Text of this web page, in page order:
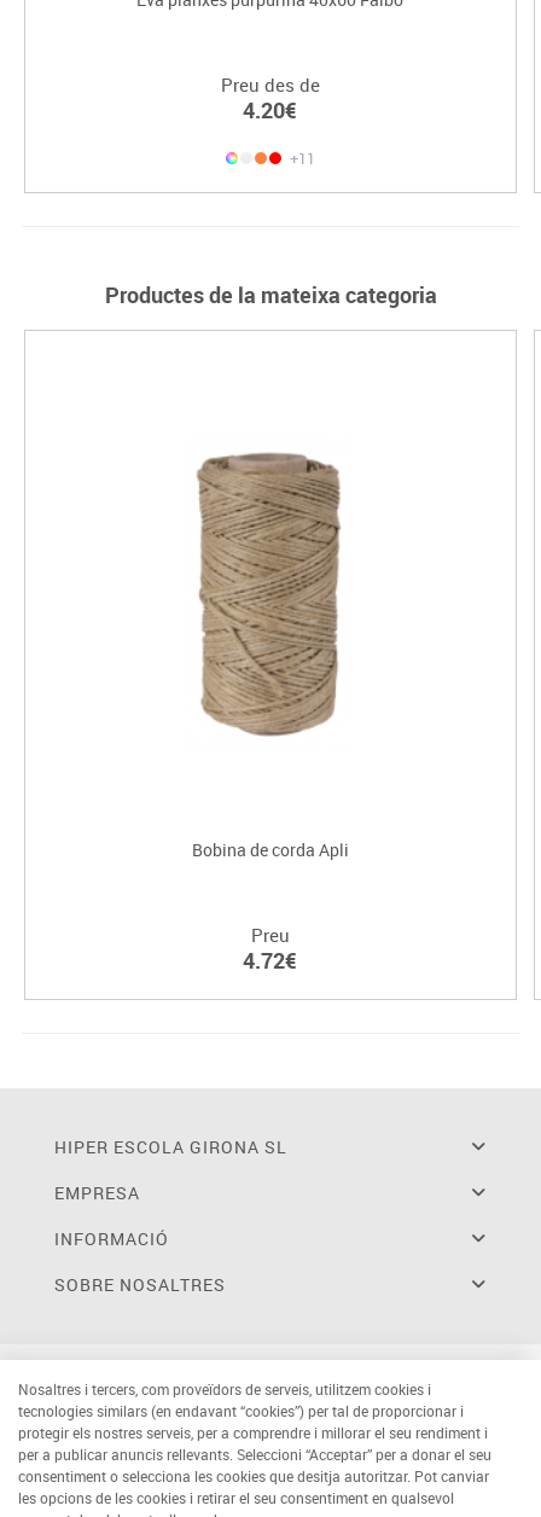
Preu des de
4.20€
+11
Productes de la mateixa categoria
Bobina de corda Apli
Preu
4.72€
HIPER ESCOLA GIRONA SL
EMPRESA
INFORMACIÓ
SOBRE NOSALTRES
Nosaltres i tercers, com proveïdors de serveis, utilitzem cookies i
tecnologies similars (en endavant “cookies”) per tal de proporcionar i
protegir els nostres serveis, per a comprendre i millorar el seu rendiment i
per a publicar anuncis rellevants. Seleccioni “Acceptar” per a donar el seu
consentiment o selecciona les cookies que desitja autoritzar. Pot canviar
les opcions de les cookies i retirar el seu consentiment en qualsevol